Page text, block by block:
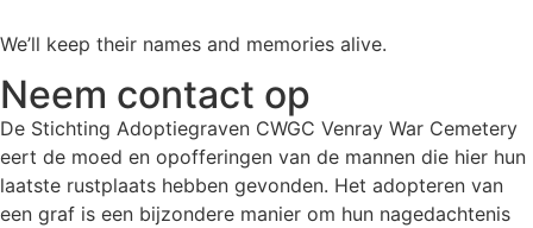
We’ll keep their names and memories alive.
Neem contact op
De Stichting Adoptiegraven CWGC Venray War Cemetery
eert de moed en opofferingen van de mannen die hier hun
laatste rustplaats hebben gevonden. Het adopteren van
een graf is een bijzondere manier om hun nagedachtenis